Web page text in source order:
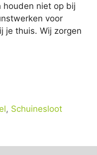
houden niet op bij
voor
je thuis. Wij zorgen
, Schuinesloot